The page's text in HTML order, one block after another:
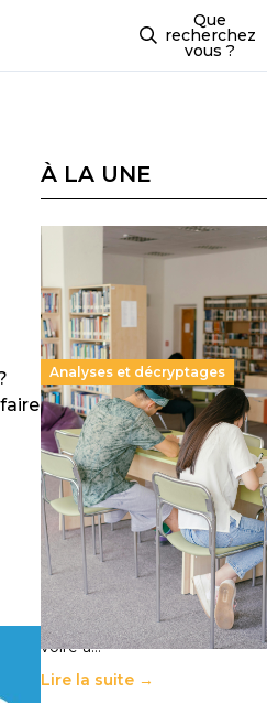
Que
recherchez
vous ?
À LA UNE
Analyses et décryptages
Supérieur privé : une
qui met à mal la
républicaine
11 juillet 2026- National
Le projet de loi sur la
l’enseignement supérieur
en lumière l’amplification d’un
système qui relègue l’acte
pédagogique au
voire à…
Lire la suite →